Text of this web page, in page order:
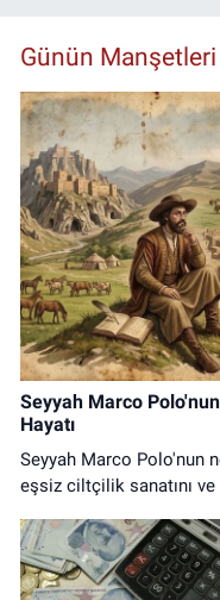
Günün Manşetleri
Seyyah Marco
Hayatı
Seyyah Marco Polo'nun
eşsiz ciltçilik sanatını